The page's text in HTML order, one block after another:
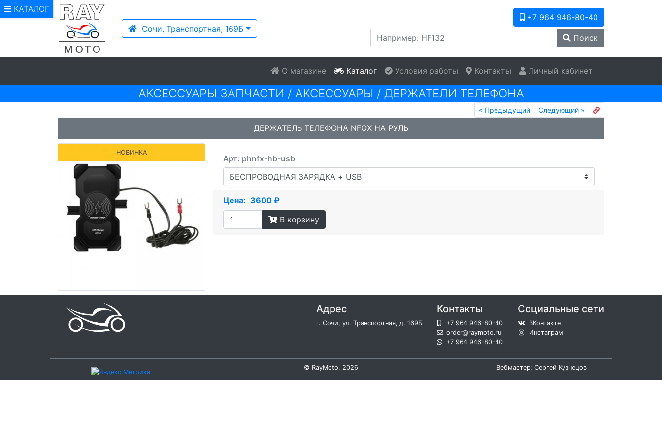
Сочи, Транспортная, 169Б
+7 964 946-80-40
Поиск
О магазине Каталог Условия работы Контакты Личный кабинет
КАТАЛОГ
АКСЕССУАРЫ ЗАПЧАСТИ / АКСЕССУАРЫ / ДЕРЖАТЕЛИ ТЕЛЕФОНА
« Предыдущий Следующий »
ДЕРЖАТЕЛЬ ТЕЛЕФОНА NFOX НА РУЛЬ
НОВИНКА
Арт: phnfx-hb-usb
Цена: 3600 ₽
В корзину
Адрес
г. Сочи, ул. Транспортная, д. 169Б
Контакты
+7 964 946-80-40
order@raymoto.ru
+7 964 946-80-40
Социальные сети
ВКонтакте
Инстаграм
© RayMoto, 2026 Вебмастер: Сергей Кузнецов